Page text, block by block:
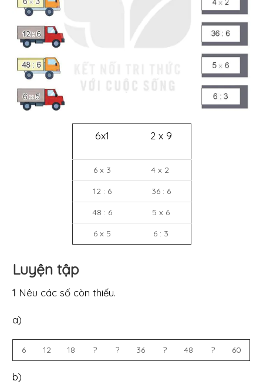
6x1 2 x 9
6 x 3
4 x 2
12 : 6
36 : 6
48 : 6
5 x 6
6 x 5
6 : 3
Luyện tập
1 Nêu các số còn thiếu.
a)
6 12 18 ? ? 36 ? 48 ? 60
b)